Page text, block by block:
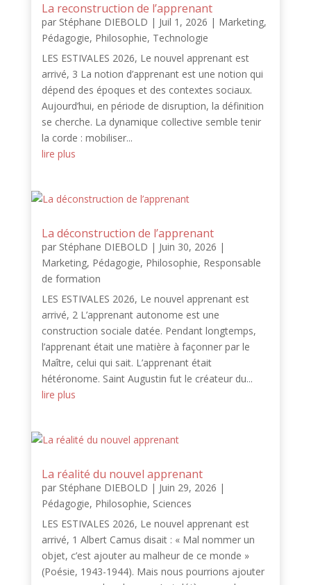
La reconstruction de l’apprenant
par Stéphane DIEBOLD | Juil 1, 2026 | Marketing,
Pédagogie, Philosophie, Technologie
LES ESTIVALES 2026, Le nouvel apprenant est
arrivé, 3 La notion d’apprenant est une notion qui
dépend des époques et des contextes sociaux.
Aujourd’hui, en période de disruption, la définition
se cherche. La dynamique collective semble tenir
la corde : mobiliser...
lire plus
La déconstruction de l’apprenant
par Stéphane DIEBOLD | Juin 30, 2026 |
Marketing, Pédagogie, Philosophie, Responsable
de formation
LES ESTIVALES 2026, Le nouvel apprenant est
arrivé, 2 L’apprenant autonome est une
construction sociale datée. Pendant longtemps,
l’apprenant était une matière à façonner par le
Maître, celui qui sait. L’apprenant était
hétéronome. Saint Augustin fut le créateur du...
lire plus
La réalité du nouvel apprenant
par Stéphane DIEBOLD | Juin 29, 2026 |
Pédagogie, Philosophie, Sciences
LES ESTIVALES 2026, Le nouvel apprenant est
arrivé, 1 Albert Camus disait : « Mal nommer un
objet, c’est ajouter au malheur de ce monde »
(Poésie, 1943-1944). Mais nous pourrions ajouter